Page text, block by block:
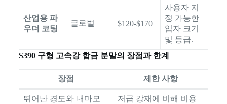
산업용 파
우더 코팅
글로벌 $120-$170
사용자 지
정 가능한
입자 크기
및 등급.
S390 구형 고속강 합금 분말의 장점과 한계
장점 제한 사항
뛰어난 경도와 내마모
저급 강재에 비해 비용